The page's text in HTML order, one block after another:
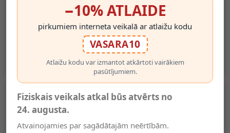
LED Sloksne 2835, 12V,
4.8W/m, 2700K, IP20
0.95€
LED Lenta 5630, 12V,
12W/m, 1000 Lm/m, 2700K,
IP20, Silti Balta (OPTONICA)
1.99€
−10% ATLAIDE
pirkumiem interneta veikalā ar atlaižu kodu
VASARA10
Atlaižu kodu var izmantot atkārtoti vairākiem
pasūtījumiem.
Fiziskais veikals atkal būs atvērts no
24. augusta.
Atvainojamies par sagādātajām neērtībām.